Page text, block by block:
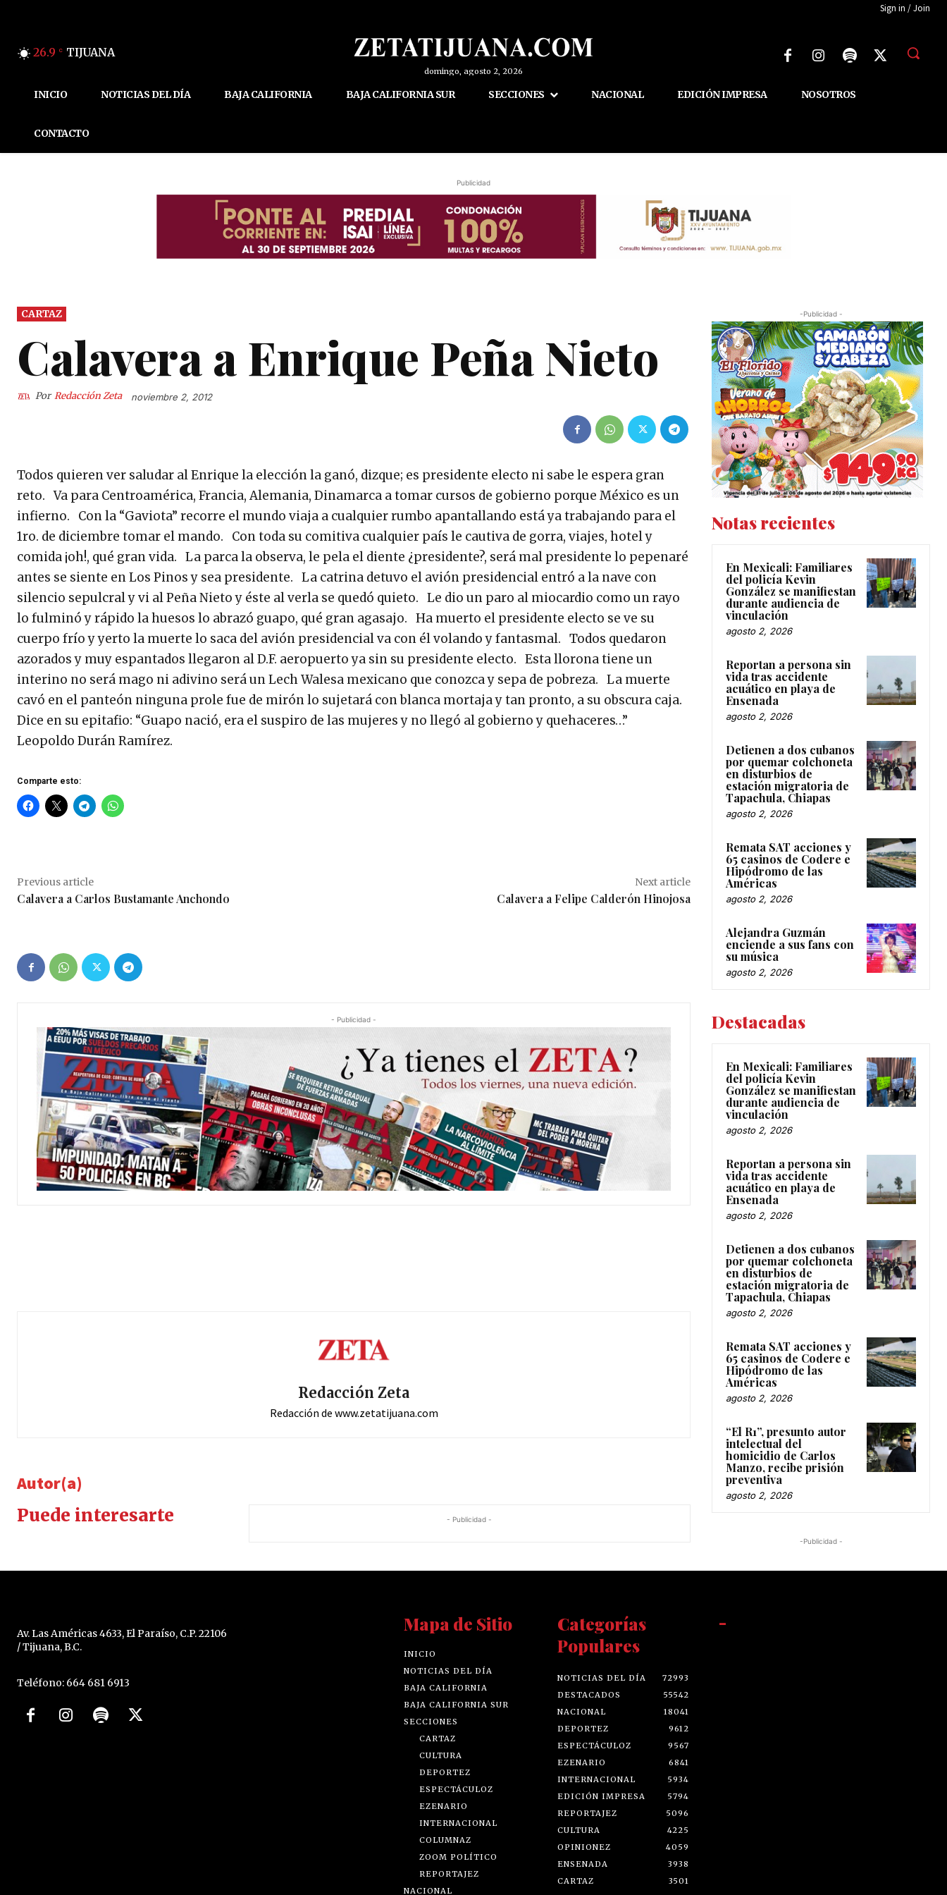
Sign in / Join
26.9 C TIJUANA
domingo, agosto 2, 2026
INICIO NOTICIAS DEL DÍA BAJA CALIFORNIA BAJA CALIFORNIA SUR SECCIONES NACIONAL EDICIÓN IMPRESA NOSOTROS
CONTACTO
Publicidad
CARTAZ
Calavera a Enrique Peña Nieto
Por Redacción Zeta noviembre 2, 2012
Todos quieren ver saludar al Enrique la elección la ganó, dizque; es presidente electo ni sabe le espera gran
reto. Va para Centroamérica, Francia, Alemania, Dinamarca a tomar cursos de gobierno porque México es un
infierno. Con la “Gaviota” recorre el mundo viaja a cualquier rumbo apantallando está ya trabajando para el
1ro. de diciembre tomar el mando. Con toda su comitiva cualquier país le cautiva de gorra, viajes, hotel y
comida ¡oh!, qué gran vida. La parca la observa, le pela el diente ¿presidente?, será mal presidente lo pepenaré
antes se siente en Los Pinos y sea presidente. La catrina detuvo el avión presidencial entró a la nave con
silencio sepulcral y vi al Peña Nieto y éste al verla se quedó quieto. Le dio un paro al miocardio como un rayo
lo fulminó y rápido la huesos lo abrazó guapo, qué gran agasajo. Ha muerto el presidente electo se ve su
cuerpo frío y yerto la muerte lo saca del avión presidencial va con él volando y fantasmal. Todos quedaron
azorados y muy espantados llegaron al D.F. aeropuerto ya sin su presidente electo. Esta llorona tiene un
interino no será mago ni adivino será un Lech Walesa mexicano que conozca y sepa de pobreza. La muerte
cavó en el panteón ninguna prole fue de mirón lo sujetará con blanca mortaja y tan pronto, a su obscura caja.
Dice en su epitafio: “Guapo nació, era el suspiro de las mujeres y no llegó al gobierno y quehaceres…”
Leopoldo Durán Ramírez.
Comparte esto:
Previous article
Calavera a Carlos Bustamante Anchondo
Next article
Calavera a Felipe Calderón Hinojosa
- Publicidad -
Redacción Zeta
Redacción de www.zetatijuana.com
Autor(a)
Puede interesarte
- Publicidad -
-Publicidad -
Notas recientes
En Mexicali: Familiares
del policía Kevin
González se manifiestan
durante audiencia de
vinculación
agosto 2, 2026
Reportan a persona sin
vida tras accidente
acuático en playa de
Ensenada
agosto 2, 2026
Detienen a dos cubanos
por quemar colchoneta
en disturbios de
estación migratoria de
Tapachula, Chiapas
agosto 2, 2026
Remata SAT acciones y
65 casinos de Codere e
Hipódromo de las
Américas
agosto 2, 2026
Alejandra Guzmán
enciende a sus fans con
su música
agosto 2, 2026
Destacadas
En Mexicali: Familiares
del policía Kevin
González se manifiestan
durante audiencia de
vinculación
agosto 2, 2026
Reportan a persona sin
vida tras accidente
acuático en playa de
Ensenada
agosto 2, 2026
Detienen a dos cubanos
por quemar colchoneta
en disturbios de
estación migratoria de
Tapachula, Chiapas
agosto 2, 2026
Remata SAT acciones y
65 casinos de Codere e
Hipódromo de las
Américas
agosto 2, 2026
“El R1”, presunto autor
intelectual del
homicidio de Carlos
Manzo, recibe prisión
preventiva
agosto 2, 2026
-Publicidad -
Av. Las Américas 4633, El Paraíso, C.P. 22106
/ Tijuana, B.C.
Teléfono: 664 681 6913
Mapa de Sitio
INICIO
NOTICIAS DEL DÍA
BAJA CALIFORNIA
BAJA CALIFORNIA SUR
SECCIONES
CARTAZ
CULTURA
DEPORTEZ
ESPECTÁCULOZ
EZENARIO
INTERNACIONAL
COLUMNAZ
ZOOM POLÍTICO
REPORTAJEZ
NACIONAL
Categorías
Populares
NOTICIAS DEL DÍA
72993
DESTACADOS
55542
NACIONAL
18041
DEPORTEZ
9612
ESPECTÁCULOZ
9567
EZENARIO
6841
INTERNACIONAL
5934
EDICIÓN IMPRESA
5794
REPORTAJEZ
5096
CULTURA
4225
OPINIONEZ
4059
ENSENADA
3938
CARTAZ
3501
-